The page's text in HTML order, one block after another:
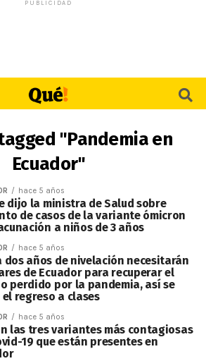
PUBLICIDAD
"Pandemia en
Ecuador"
hace 5 años
dijo la ministra de Salud sobre
de casos de la variante ómicron
a niños de 3 años
hace 5 años
dos años de nivelación necesitarán
de Ecuador para recuperar el
perdido por la pandemia, así se
el regreso a clases
hace 5 años
las tres variantes más contagiosas
19 que están presentes en